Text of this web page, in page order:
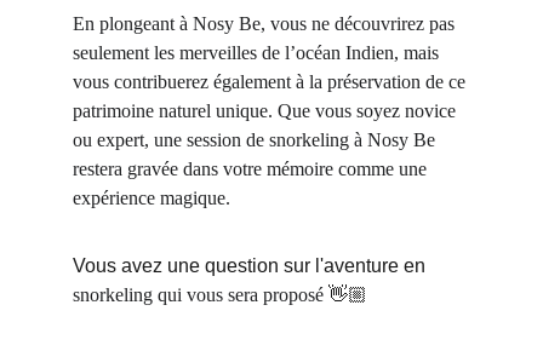
En plongeant à Nosy Be, vous ne découvrirez pas
seulement les merveilles de l’océan Indien, mais
vous contribuerez également à la préservation de ce
patrimoine naturel unique. Que vous soyez novice
ou expert, une session de snorkeling à Nosy Be
restera gravée dans votre mémoire comme une
expérience magique.
Vous avez une question sur l'aventure en
snorkeling qui vous sera proposé 👋🏼